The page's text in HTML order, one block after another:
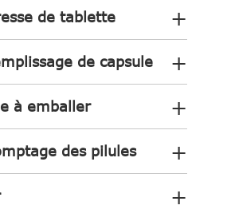
de tablette +
de capsule +
à emballer +
des pilules +
+